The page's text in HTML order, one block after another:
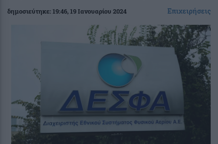
δημοσιεύτηκε:19:46, 19 Ιανουαρίου 2024 Επιχειρήσεις